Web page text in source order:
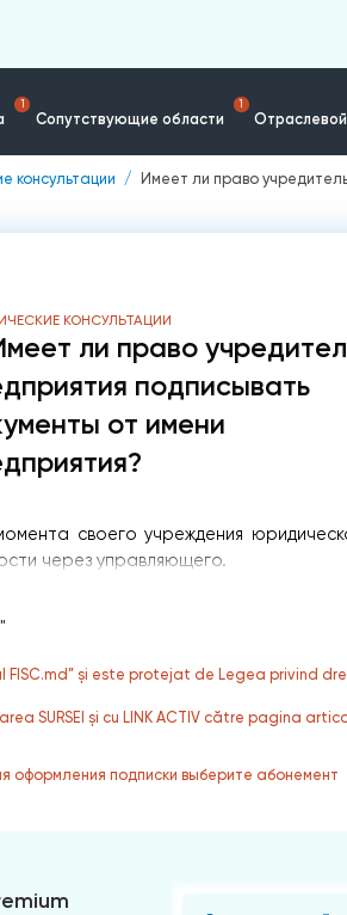
1
Сопутствующие области
1
консультации Имеет ли право
КОНСУЛЬТАЦИИ
ли право
подписывать
от имени
своего учреждения
через управляющего.
FISC.md” și este protejat de Legea privind
SURSEI și cu LINK ACTIV către pagina
оформления подписки выберите абонемент